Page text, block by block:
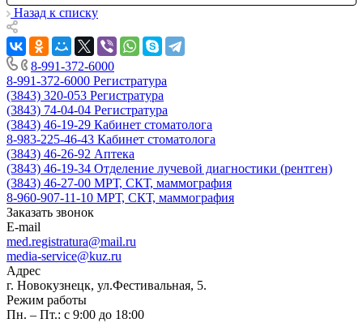
Назад к списку
8-991-372-6000
8-991-372-6000 Регистратура
(3843) 320-053 Регистратура
(3843) 74-04-04 Регистратура
(3843) 46-19-29 Кабинет стоматолога
8-983-225-46-43 Кабинет стоматолога
(3843) 46-26-92 Аптека
(3843) 46-19-34 Отделение лучевой диагностики (рентген)
(3843) 46-27-00 МРТ, СКТ, маммография
8-960-907-11-10 МРТ, СКТ, маммография
Заказать звонок
E-mail
med.registratura@mail.ru
media-service@kuz.ru
Адрес
г. Новокузнецк, ул.Фестивальная, 5.
Режим работы
Пн. – Пт.: с 9:00 до 18:00